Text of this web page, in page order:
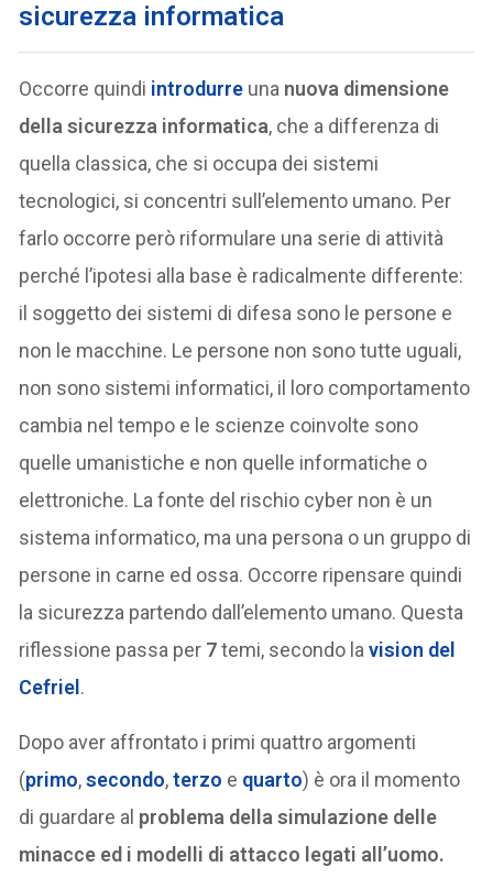
sicurezza informatica
Occorre quindi introdurre una nuova dimensione
della sicurezza informatica, che a differenza di
quella classica, che si occupa dei sistemi
tecnologici, si concentri sull’elemento umano. Per
farlo occorre però riformulare una serie di attività
perché l’ipotesi alla base è radicalmente differente:
il soggetto dei sistemi di difesa sono le persone e
non le macchine. Le persone non sono tutte uguali,
non sono sistemi informatici, il loro comportamento
cambia nel tempo e le scienze coinvolte sono
quelle umanistiche e non quelle informatiche o
elettroniche. La fonte del rischio cyber non è un
sistema informatico, ma una persona o un gruppo di
persone in carne ed ossa. Occorre ripensare quindi
la sicurezza partendo dall’elemento umano. Questa
riflessione passa per 7temi, secondo lavision del
Cefriel .
Dopo aver affrontato i primi quattro argomenti
(primo,secondo,terzo e quarto) è ora il momento
di guardare al problema della simulazione delle
minacce ed i modelli di attacco legati all’uomo.